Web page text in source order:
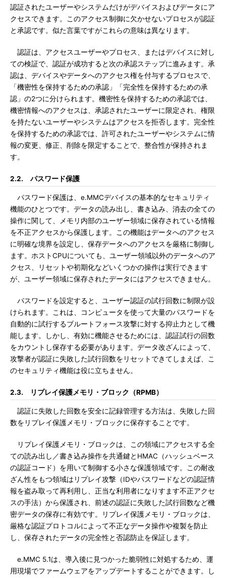
認証されたユーザーやシステムだけがデバイスおよびデータにア
クセスできます。このアクセス制御に欠かせないプロセスが認証
と承認です。似た言葉ですがこれらの意味は異なります。
認証は、アクセスユーザーやプロセス、またはデバイスに対し
ての検証で、認証が成功すると次の承認ステップに進みます。承
認は、デバイスやデータへのアクセス権を付与するプロセスで、
「機密性を保持するための承認」「完全性を保持するための承
認」の2つに分けられます。機密性を保持するための承認では、
機密情報へのアクセスは、承認されたユーザーに限定され、権限
を持たないユーザーやシステムはアクセスを拒否します。完全性
を保持するための承認では、許可されたユーザーやシステムに情
報の変更、修正、削除を限定することで、整合性が保持されま
す。
2.2. パスワード保護
パスワード保護は、e.MMCデバイスの基本的なセキュリティ
機能のひとつです。データの読み出し、書き込み、消去の全ての
操作に関して、メモリ内部のユーザー領域に保存されている情報
を不正アクセスから保護します。この機能はデータへのアクセス
に明確な境界を設定し、保存データへのアクセスを厳格に制御し
ます。ホストCPUについても、ユーザー領域以外のデータへのア
クセス、リセットや初期化などいくつかの操作は実行できます
が、ユーザー領域に保存されたデータにはアクセスできません。
パスワードを設定すると、ユーザー認証の試行回数に制限が設
けられます。これは、コンピュータを使って大量のパスワードを
自動的に試行するブルートフォース攻撃に対する抑止力として機
能します。しかし、有効に機能させるためには、認証試行の回数
をカウントし保存する必要があります。データ改ざんによって、
攻撃者が認証に失敗した試行回数をリセットできてしまえば、こ
のセキュリティ機能は役に立ちません。
2.3. リプレイ保護メモリ・ブロック（RPMB）
認証に失敗した回数を安全に記録管理する方法は、失敗した回
数をリプレイ保護メモリ・ブロックに保存することです。
リプレイ保護メモリ・ブロックは、この領域にアクセスする全
ての読み出し／書き込み操作を共通鍵とHMAC（ハッシュベース
の認証コード）を用いて制御する小さな保護領域です。この耐改
ざん性をもつ領域はリプレイ攻撃（IDやパスワードなどの認証情
報を盗み取って再利用し、正当な利用者になりすます不正アクセ
スの手法）から保護され、前述の認証に失敗した試行回数など機
密データの保存に有効です。リプレイ保護メモリ・ブロックは、
厳格な認証プロトコルによって不正なデータ操作や複製を防止
し、保存されたデータの完全性と否認防止を保証します。
e.MMC 5.1は、導入後に見つかった脆弱性に対処するため、運
用現場でファームウェアをアップデートすることができます。し